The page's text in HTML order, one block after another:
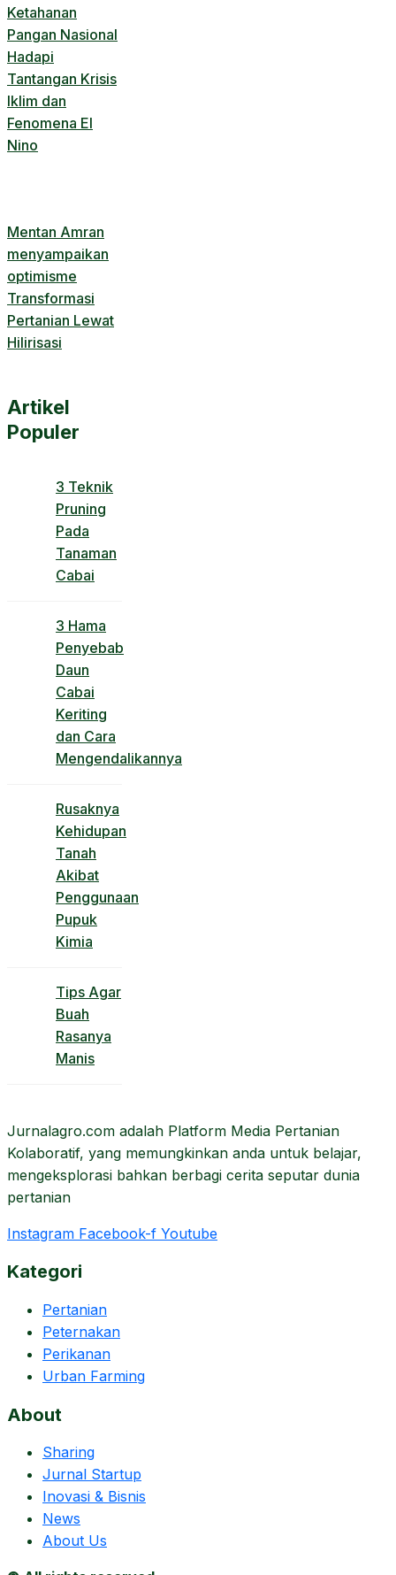
Ketahanan
Pangan Nasional
Hadapi
Tantangan Krisis
Iklim dan
Fenomena El
Nino
Mentan Amran
menyampaikan
optimisme
Transformasi
Pertanian Lewat
Hilirisasi
Artikel
Populer
3 Teknik
Pruning
Pada
Tanaman
Cabai
3 Hama
Penyebab
Daun
Cabai
Keriting
dan Cara
Mengendalikannya
Rusaknya
Kehidupan
Tanah
Akibat
Penggunaan
Pupuk
Kimia
Tips Agar
Buah
Rasanya
Manis
Jurnalagro.com adalah Platform Media Pertanian
Kolaboratif, yang memungkinkan anda untuk belajar,
mengeksplorasi bahkan berbagi cerita seputar dunia
pertanian
Instagram Facebook-f Youtube
Kategori
Pertanian
Peternakan
Perikanan
Urban Farming
About
Sharing
Jurnal Startup
Inovasi & Bisnis
News
About Us